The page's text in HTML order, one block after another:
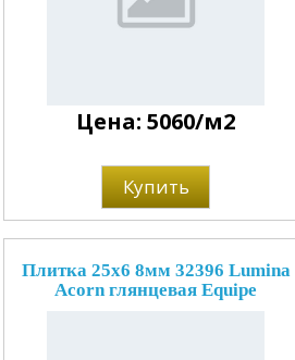
Цена: 5060/м2
Купить
Плитка 25x6 8мм 32396 Lumina
Acorn глянцевая Equipe